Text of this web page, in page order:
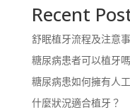
Recent
舒眠植牙流程及注意
糖尿病患者可以植牙
糖尿病患如何擁有人
什麼狀況適合植牙？